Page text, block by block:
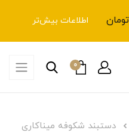
اطلاعات بیش‌تر
0
دستبند شکوفه میناکاری